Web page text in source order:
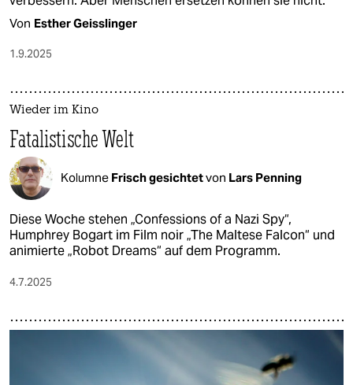
Von Esther Geisslinger
1.9.2025
Wieder im Kino
Fatalistische Welt
Kolumne Frisch gesichtetvon Lars Penning
Diese Woche stehen „Confessions of a Nazi Spy“,
Humphrey Bogart im Film noir „The Maltese Falcon“ und
animierte „Robot Dreams“ auf dem Programm.
4.7.2025